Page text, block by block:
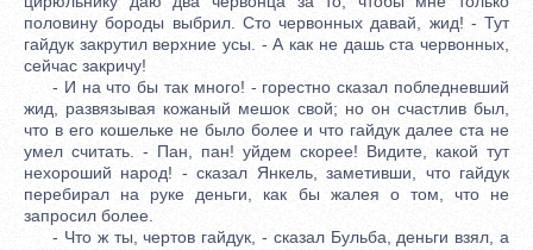
половину бороды выбрил. Сто червонных давай, жид! - Тут
гайдук закрутил верхние усы. - А как не дашь ста червонных,
сейчас закричу!
- И на что бы так много! - горестно сказал побледневший
жид, развязывая кожаный мешок свой; но он счастлив был,
что в его кошельке не было более и что гайдук далее ста не
умел считать. - Пан, пан! уйдем скорее! Видите, какой тут
нехороший народ! - сказал Янкель, заметивши, что гайдук
перебирал на руке деньги, как бы жалея о том, что не
запросил более.
- Что ж ты, чертов гайдук, - сказал Бульба, деньги взял, а